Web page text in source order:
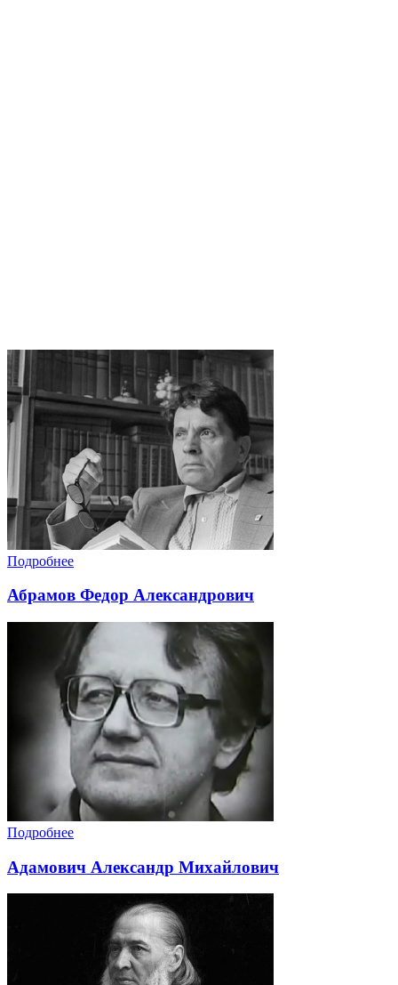
Подробнее
Абрамов Федор Александрович
Подробнее
Адамович Александр Михайлович